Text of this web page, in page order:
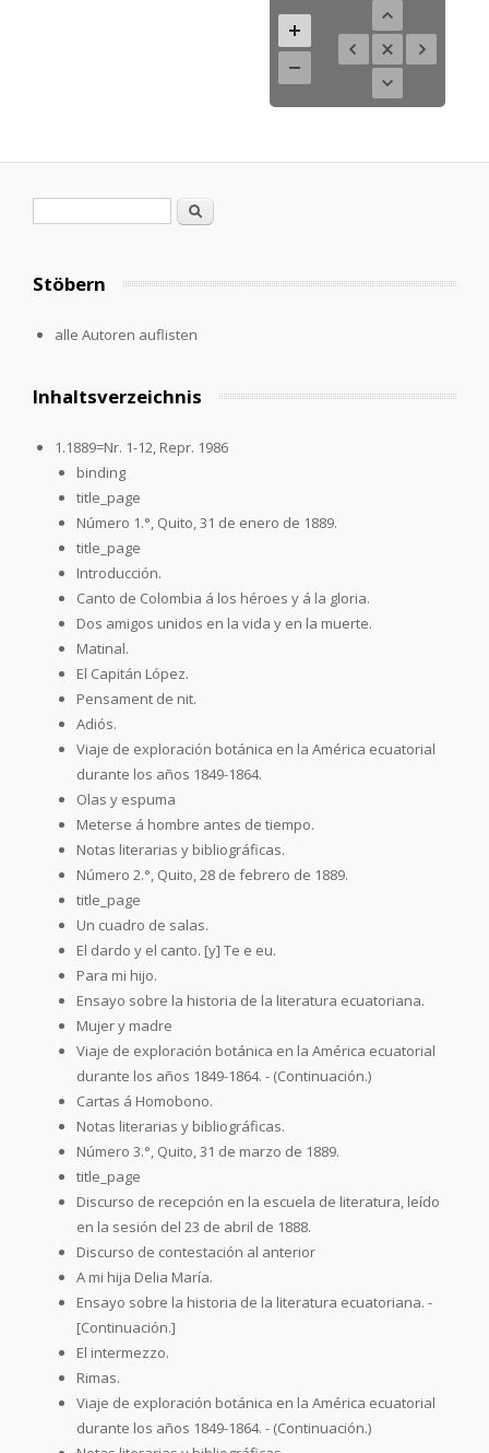
Search
Stöbern
alle Autoren auflisten
Inhaltsverzeichnis
1.1889=Nr. 1-12, Repr. 1986
binding
title_page
Número 1.°, Quito, 31 de enero de 1889.
title_page
Introducción.
Canto de Colombia á los héroes y á la gloria.
Dos amigos unidos en la vida y en la muerte.
Matinal.
El Capitán López.
Pensament de nit.
Adiós.
Viaje de exploración botánica en la América ecuatorial
durante los años 1849-1864.
Olas y espuma
Meterse á hombre antes de tiempo.
Notas literarias y bibliográficas.
Número 2.°, Quito, 28 de febrero de 1889.
title_page
Un cuadro de salas.
El dardo y el canto. [y] Te e eu.
Para mi hijo.
Ensayo sobre la historia de la literatura ecuatoriana.
Mujer y madre
Viaje de exploración botánica en la América ecuatorial
durante los años 1849-1864. - (Continuación.)
Cartas á Homobono.
Notas literarias y bibliográficas.
Número 3.°, Quito, 31 de marzo de 1889.
title_page
Discurso de recepción en la escuela de literatura, leído
en la sesión del 23 de abril de 1888.
Discurso de contestación al anterior
A mi hija Delia María.
Ensayo sobre la historia de la literatura ecuatoriana. -
[Continuación.]
El intermezzo.
Rimas.
Viaje de exploración botánica en la América ecuatorial
durante los años 1849-1864. - (Continuación.)